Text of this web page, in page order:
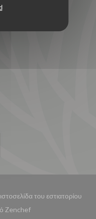
του εστιατορίου
Zenchef((ανοίγει σε νέο